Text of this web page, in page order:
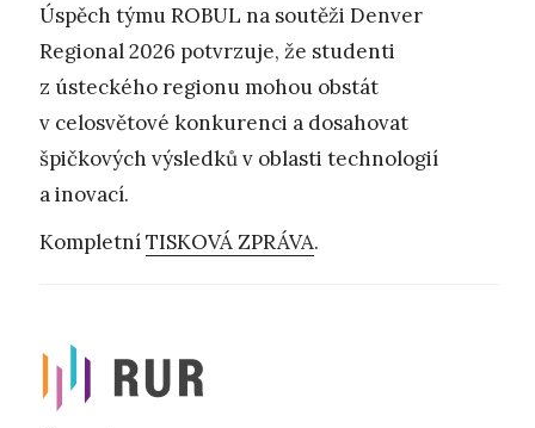
Úspěch týmu ROBUL na soutěži Denver
Regional 2026 potvrzuje, že studenti
z ústeckého regionu mohou obstát
v celosvětové konkurenci a dosahovat
špičkových výsledků v oblasti technologií
a inovací.
KompletníTISKOVÁ ZPRÁVA.